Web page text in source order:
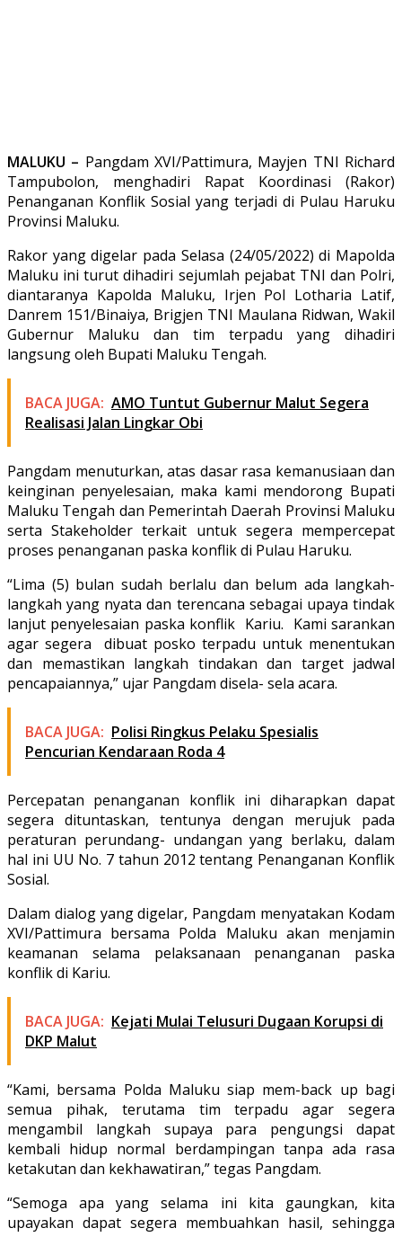
MALUKU – Pangdam XVI/Pattimura, Mayjen TNI Richard
Tampubolon, menghadiri Rapat Koordinasi (Rakor)
Penanganan Konflik Sosial yang terjadi di Pulau Haruku
Provinsi Maluku.
Rakor yang digelar pada Selasa (24/05/2022) di Mapolda
Maluku ini turut dihadiri sejumlah pejabat TNI dan Polri,
diantaranya Kapolda Maluku, Irjen Pol Lotharia Latif,
Danrem 151/Binaiya, Brigjen TNI Maulana Ridwan, Wakil
Gubernur Maluku dan tim terpadu yang dihadiri
langsung oleh Bupati Maluku Tengah.
BACA JUGA: AMO Tuntut Gubernur Malut Segera
Realisasi Jalan Lingkar Obi
Pangdam menuturkan, atas dasar rasa kemanusiaan dan
keinginan penyelesaian, maka kami mendorong Bupati
Maluku Tengah dan Pemerintah Daerah Provinsi Maluku
serta Stakeholder terkait untuk segera mempercepat
proses penanganan paska konflik di Pulau Haruku.
“Lima (5) bulan sudah berlalu dan belum ada langkah-
langkah yang nyata dan terencana sebagai upaya tindak
lanjut penyelesaian paska konflik Kariu. Kami sarankan
agar segera dibuat posko terpadu untuk menentukan
dan memastikan langkah tindakan dan target jadwal
pencapaiannya,” ujar Pangdam disela- sela acara.
BACA JUGA: Polisi Ringkus Pelaku Spesialis
Pencurian Kendaraan Roda 4
Percepatan penanganan konflik ini diharapkan dapat
segera dituntaskan, tentunya dengan merujuk pada
peraturan perundang- undangan yang berlaku, dalam
hal ini UU No. 7 tahun 2012 tentang Penanganan Konflik
Sosial.
Dalam dialog yang digelar, Pangdam menyatakan Kodam
XVI/Pattimura bersama Polda Maluku akan menjamin
keamanan selama pelaksanaan penanganan paska
konflik di Kariu.
BACA JUGA: Kejati Mulai Telusuri Dugaan Korupsi di
DKP Malut
“Kami, bersama Polda Maluku siap mem-back up bagi
semua pihak, terutama tim terpadu agar segera
mengambil langkah supaya para pengungsi dapat
kembali hidup normal berdampingan tanpa ada rasa
ketakutan dan kekhawatiran,” tegas Pangdam.
“Semoga apa yang selama ini kita gaungkan, kita
upayakan dapat segera membuahkan hasil, sehingga